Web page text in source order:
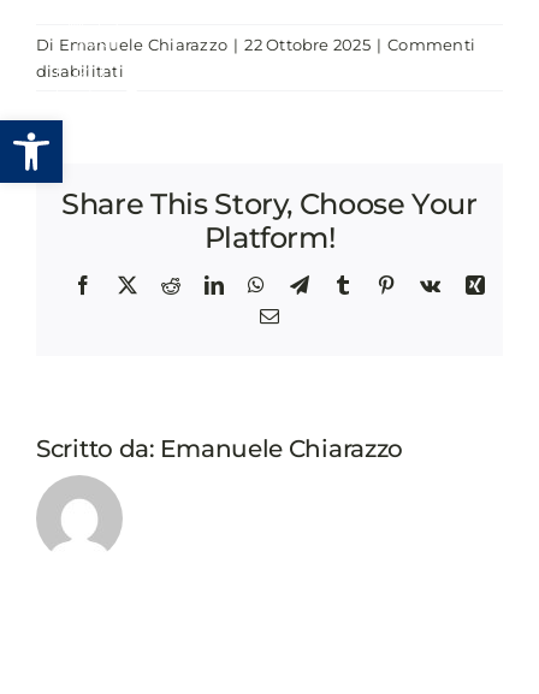
Apri la barra degli strumenti
contenuto
Di Emanuele Chiarazzo | 22 Ottobre 2025 | Commenti
disabilitatisu
POTENZIALE
Share This Story, Choose Your
Platform!
Facebook
X RedditLinkedInWhatsApp
TelegramTumblr Pinterest
Vk Xing
Email
Scritto da: Emanuele Chiarazzo